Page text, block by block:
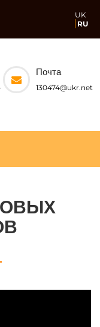
UK
RU
Почта
130474@ukr.net